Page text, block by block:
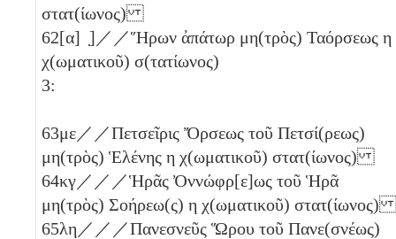
στατ(ίωνος)
62[α] ̣]／／Ἥρων ἀπάτωρ μη(τρὸς) Ταόρσεως η
χ(ωματικοῦ) σ(τατίωνος)
3:
63με／／Πετσεῖρις Ὄρσεως τοῦ Πετσί(ρεως)
μη(τρὸς) Ἑλένης η χ(ωματικοῦ) στατ(ίωνος)
64κγ／／／Ἡρᾶς Ὀννώφρ[ε]ως τοῦ Ἡρᾶ
μη(τρὸς) Σοήρεω(ς) η χ(ωματικοῦ) στατ(ίωνος)
65λη ／／／Πανεσνεῦς Ὥρου τοῦ Πανε(σνέως)